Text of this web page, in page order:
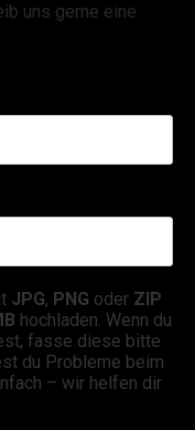
uns gerne eine
JPG, PNG oder ZIP
hochladen. Wenn du
fasse diese bitte
du Probleme beim
– wir helfen dir